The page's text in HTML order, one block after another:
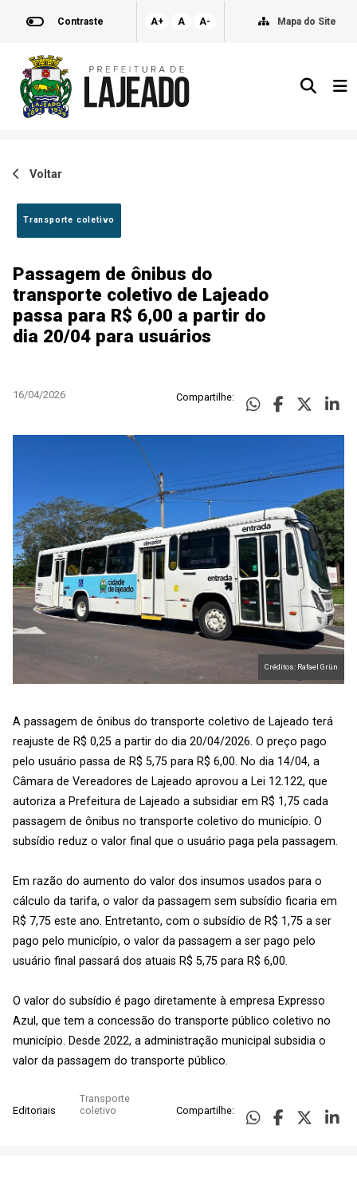
Contraste A+ A A- Mapa do Site
Voltar
Transporte coletivo
Passagem de ônibus do
transporte coletivo de Lajeado
passa para R$ 6,00 a partir do
dia 20/04 para usuários
16/04/2026 Compartilhe:
Créditos: Rafael Grün
A passagem de ônibus do transporte coletivo de Lajeado terá
reajuste de R$ 0,25 a partir do dia 20/04/2026. O preço pago
pelo usuário passa de R$ 5,75 para R$ 6,00. No dia 14/04, a
Câmara de Vereadores de Lajeado aprovou a Lei 12.122, que
autoriza a Prefeitura de Lajeado a subsidiar em R$ 1,75 cada
passagem de ônibus no transporte coletivo do município. O
subsídio reduz o valor final que o usuário paga pela passagem.
Em razão do aumento do valor dos insumos usados para o
cálculo da tarifa, o valor da passagem sem subsídio ficaria em
R$ 7,75 este ano. Entretanto, com o subsídio de R$ 1,75 a ser
pago pelo município, o valor da passagem a ser pago pelo
usuário final passará dos atuais R$ 5,75 para R$ 6,00.
O valor do subsídio é pago diretamente à empresa Expresso
Azul, que tem a concessão do transporte público coletivo no
município. Desde 2022, a administração municipal subsidia o
valor da passagem do transporte público.
Editoriais
Transporte
coletivo
Compartilhe: